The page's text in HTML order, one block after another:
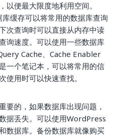
以便最大限度地利用空间。
库缓存可以将常用的数据库查询
次查询时可以直接从内存中读
询速度。可以使用一些数据库
Cache、Cache Enabler
一个笔记本，可以将常用的信
使用时可以快速查找。
要的，如果数据库出现问题，
据丢失。可以使用WordPress
数据库。备份数据库就像购买